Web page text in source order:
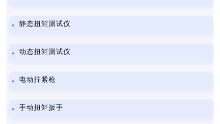
静态扭矩测试仪
动态扭矩测试仪
电动拧紧枪
手动扭矩扳手